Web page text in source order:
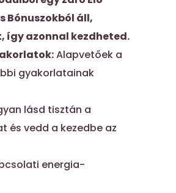
Bónuszokból áll,
azonnal kezdheted.
Alapvetőek a
gyakorlatainak
lásd tisztán a
és vedd a kezedbe az
energia-